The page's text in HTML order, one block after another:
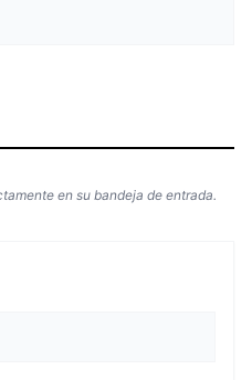
en su bandeja de entrada.